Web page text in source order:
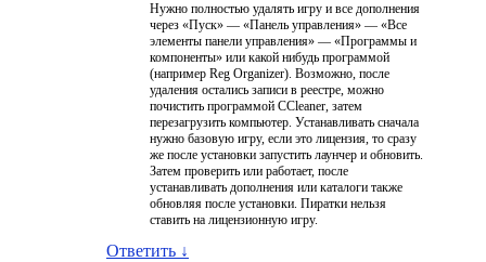
Нужно полностью удалять игру и все дополнения
через «Пуск» — «Панель управления» — «Все
элементы панели управления» — «Программы и
компоненты» или какой нибудь программой
(например Reg Organizer). Возможно, после
удаления остались записи в реестре, можно
почистить программой CCleaner, затем
перезагрузить компьютер. Устанавливать сначала
нужно базовую игру, если это лицензия, то сразу
же после установки запустить лаунчер и обновить.
Затем проверить или работает, после
устанавливать дополнения или каталоги также
обновляя после установки. Пиратки нельзя
ставить на лицензионную игру.
Ответить ↓